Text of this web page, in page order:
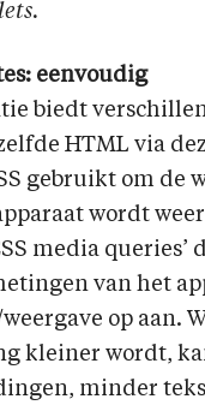
eenvoudig
biedt
HTML via
gebruikt om de
wordt
media queries’
van het
op aan.
kleiner wordt,
minder